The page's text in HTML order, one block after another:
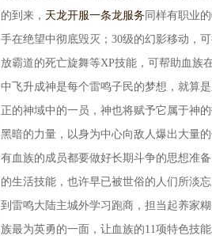
的到来， 天龙开服一条龙服务 同样有职业
手在绝望中彻底毁灭；30级的幻影移动，
放霸道的死亡旋舞等XP技能，可帮助血族
中飞升成神是每个雷鸣子民的梦想，就算
正的神域中的一员，神也将赋予它属于神
黑暗的力量，以身为中心向敌人爆出大量
有血族的成员都要做好长期斗争的思想准
的生活技能，也许早已被世俗的人们所淡
到雷鸣大陆主城外学习跑商，担当起养家
族最为英勇的一面，让血族的11项特色技